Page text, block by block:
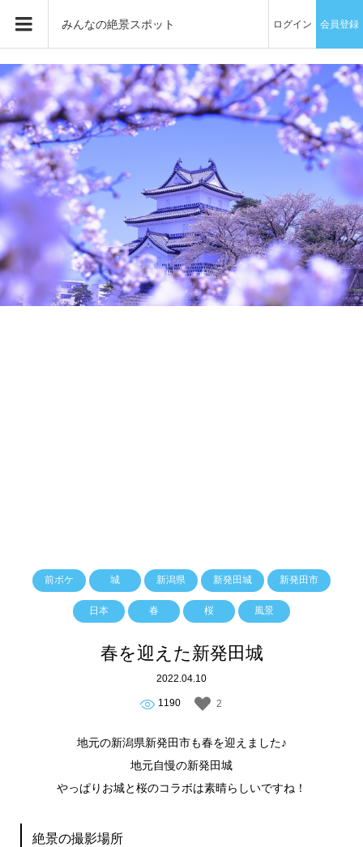
みんなの絶景スポット ログイン 会員登録
前ボケ 城 新潟県 新発田城 新発田市
日本 春 桜 風景
春を迎えた新発田城
2022.04.10
1190 2
地元の新潟県新発田市も春を迎えました♪
地元自慢の新発田城
やっぱりお城と桜のコラボは素晴らしいですね！
絶景の撮影場所